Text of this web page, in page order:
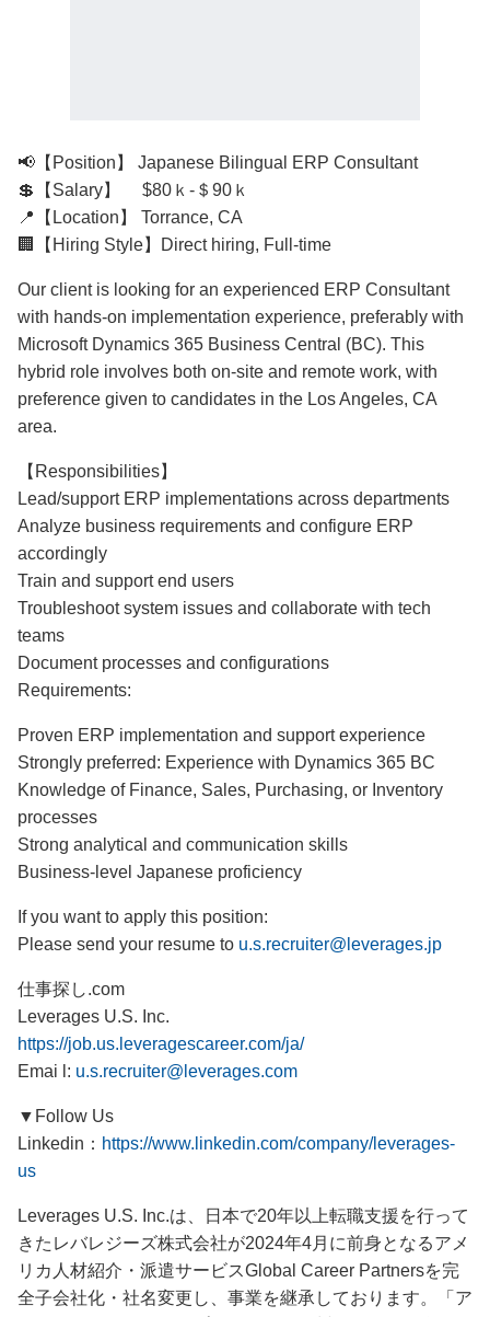
📢【Position】 Japanese Bilingual ERP Consultant
💲【Salary】 $80ｋ-＄90ｋ
📍【Location】 Torrance, CA
🏢【Hiring Style】Direct hiring, Full-time
Our client is looking for an experienced ERP Consultant
with hands-on implementation experience, preferably with
Microsoft Dynamics 365 Business Central (BC). This
hybrid role involves both on-site and remote work, with
preference given to candidates in the Los Angeles, CA
area.
【Responsibilities】
Lead/support ERP implementations across departments
Analyze business requirements and configure ERP
accordingly
Train and support end users
Troubleshoot system issues and collaborate with tech
teams
Document processes and configurations
Requirements:
Proven ERP implementation and support experience
Strongly preferred: Experience with Dynamics 365 BC
Knowledge of Finance, Sales, Purchasing, or Inventory
processes
Strong analytical and communication skills
Business-level Japanese proficiency
If you want to apply this position:
Please send your resume to u.s.recruiter@leverages.jp
仕事探し.com
Leverages U.S. Inc.
https://job.us.leveragescareer.com/ja/
Emai l: u.s.recruiter@leverages.com
▼Follow Us
Linkedin： https://www.linkedin.com/company/leverages-
us
Leverages U.S. Inc.は、日本で20年以上転職支援を行って
きたレバレジーズ株式会社が2024年4月に前身となるアメ
リカ人材紹介・派遣サービスGlobal Career Partnersを完
全子会社化・社名変更し、事業を継承しております。「ア